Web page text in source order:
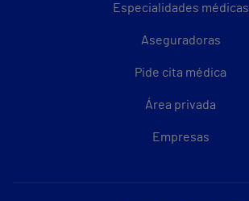
Especialidades médicas
Aseguradoras
Pide cita médica
Área privada
Empresas